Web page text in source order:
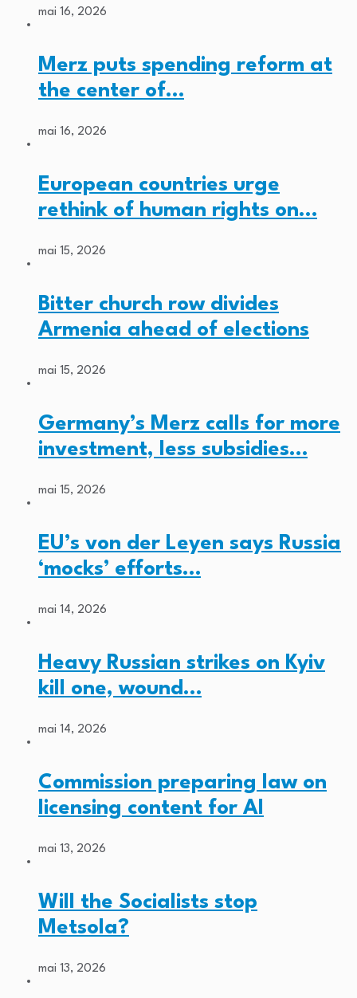
mai 16, 2026
Merz puts spending reform at
the center of…
mai 16, 2026
European countries urge
rethink of human rights on…
mai 15, 2026
Bitter church row divides
Armenia ahead of elections
mai 15, 2026
Germany’s Merz calls for more
investment, less subsidies…
mai 15, 2026
EU’s von der Leyen says Russia
‘mocks’ efforts…
mai 14, 2026
Heavy Russian strikes on Kyiv
kill one, wound…
mai 14, 2026
Commission preparing law on
licensing content for AI
mai 13, 2026
Will the Socialists stop
Metsola?
mai 13, 2026